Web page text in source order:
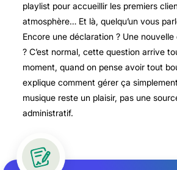
playlist pour accueillir les premiers
atmosphère… Et là, quelqu’un vous
Encore une déclaration ? Une
? C’est normal, cette question arrive
moment, quand on pense avoir tout
explique comment gérer ça
musique reste un plaisir, pas une
administratif.